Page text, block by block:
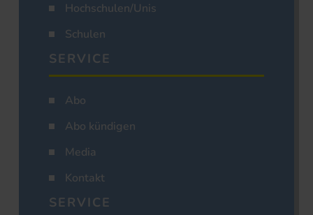
Hochschulen/Unis
Schulen
SERVICE
Abo
Abo kündigen
Media
Kontakt
SERVICE